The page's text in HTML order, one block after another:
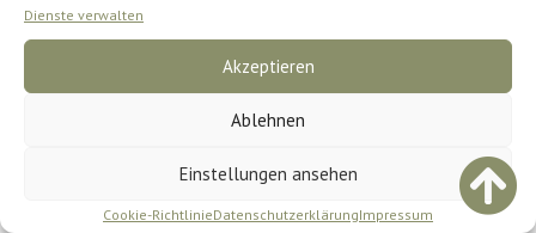
Dienste verwalten
Akzeptieren
Ablehnen
Einstellungen ansehen
Cookie-RichtlinieDatenschutzerklärungImpressum